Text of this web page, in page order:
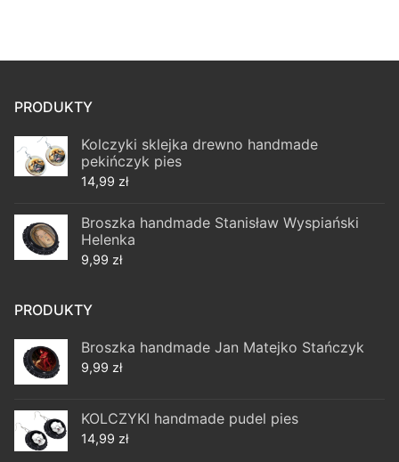
PRODUKTY
Kolczyki sklejka drewno handmade
pekińczyk pies
14,99 zł
Broszka handmade Stanisław Wyspiański
Helenka
9,99 zł
PRODUKTY
Broszka handmade Jan Matejko Stańczyk
9,99 zł
KOLCZYKI handmade pudel pies
14,99 zł